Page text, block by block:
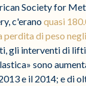
Society for
c'eranoquasi
perdita di peso
gli interventi di
sono
e il 2014; e di